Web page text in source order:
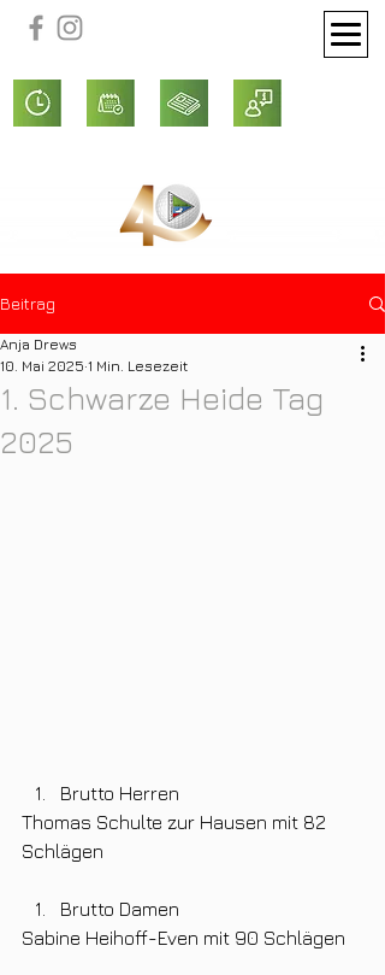
Beitrag
1. Schwarze Heide Tag
2025
Anja Drews
10. Mai 2025 1 Min. Lesezeit
Brutto Herren
Thomas Schulte zur Hausen mit 82
Schlägen
Brutto Damen
Sabine Heihoff-Even mit 90 Schlägen